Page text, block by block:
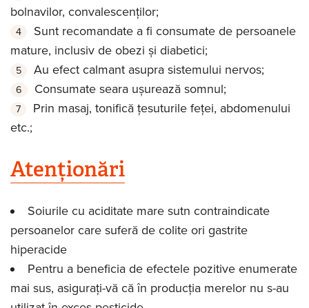
bolnavilor, convalescenților;
Sunt recomandate a fi consumate de persoanele
mature, inclusiv de obezi și diabetici;
Au efect calmant asupra sistemului nervos;
Consumate seara ușurează somnul;
Prin masaj, tonifică țesuturile feței, abdomenului
etc.;
Atenționări
Soiurile cu aciditate mare sutn contraindicate
persoanelor care suferă de colite ori gastrite
hiperacide
Pentru a beneficia de efectele pozitive enumerate
mai sus, asigurați-vă că în producția merelor nu s-au